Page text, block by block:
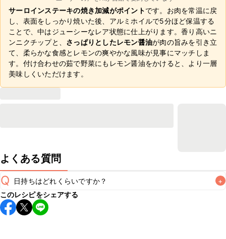
サーロインステーキの焼き加減がポイントです。お肉を常温に戻
し、表面をしっかり焼いた後、アルミホイルで5分ほど保温する
ことで、中はジューシーなレア状態に仕上がります。香り高いニ
ンニクチップと、 さっぱりとしたレモン醤油が肉の旨みを引き立
て、柔らかな食感とレモンの爽やかな風味が見事にマッチしま
す。付け合わせの茹で野菜にもレモン醤油をかけると、より一層
美味しくいただけます。
よくある質問
Q 日持ちはどれくらいですか？ +
こちらのレシピは出来たてをお召し上がりいただくことをお
すすめします。
このレシピをシェアする